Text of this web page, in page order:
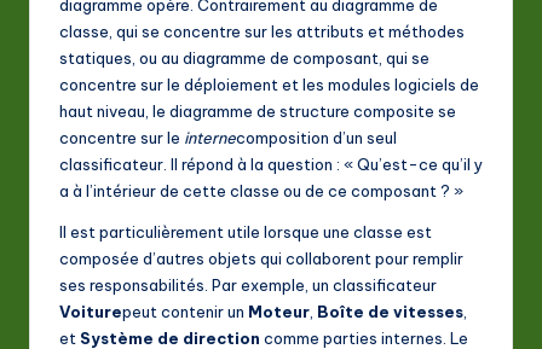
diagramme opère. Contrairement au diagramme de
classe, qui se concentre sur les attributs et méthodes
statiques, ou au diagramme de composant, qui se
concentre sur le déploiement et les modules logiciels de
haut niveau, le diagramme de structure composite se
concentre sur le internecomposition d’un seul
classificateur. Il répond à la question : « Qu’est-ce qu’il y
a à l’intérieur de cette classe ou de ce composant ? »
Il est particulièrement utile lorsque une classe est
composée d’autres objets qui collaborent pour remplir
ses responsabilités. Par exemple, un classificateur
Voiturepeut contenir un Moteur Boîte de vitesses
et Système de direction comme parties internes. Le